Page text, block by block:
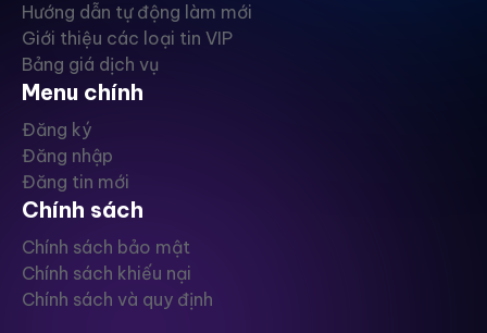
Hướng dẫn tự động làm mới
Giới thiệu các loại tin VIP
Bảng giá dịch vụ
Menu chính
Đăng ký
Đăng nhập
Đăng tin mới
Chính sách
Chính sách bảo mật
Chính sách khiếu nại
Chính sách và quy định